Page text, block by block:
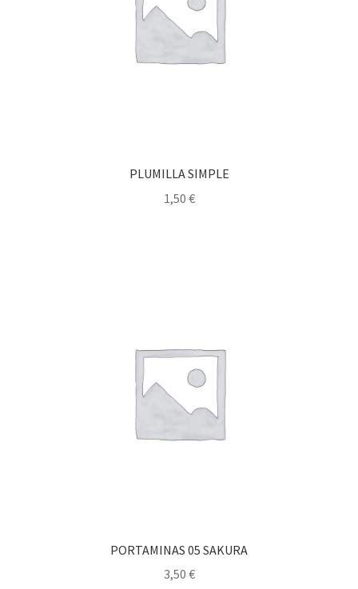
PLUMILLA SIMPLE
1,50 €
PORTAMINAS 05 SAKURA
3,50 €